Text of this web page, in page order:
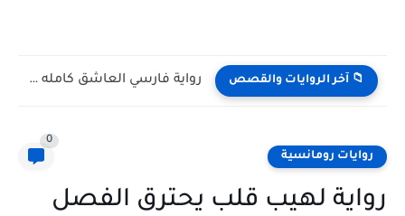
📁 آخر الروايات والقصص رواية فارسي العاشق كامله وحصريه بقلم بسمة البياتي
روايات رومانسية
0
رواية لهيب قلب يحترق الفصل